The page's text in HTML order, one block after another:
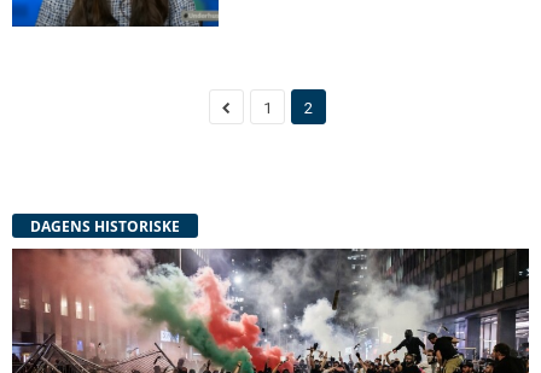
1 2
DAGENS HISTORISKE